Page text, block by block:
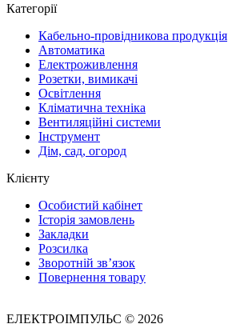
Категорії
Кабельно-провідникова продукція
Автоматика
Електроживлення
Розетки, вимикачі
Освітлення
Кліматична техніка
Вентиляційні системи
Інструмент
Дім, сад, огород
Клієнту
Особистий кабінет
Історія замовлень
Закладки
Розсилка
Зворотній зв’язок
Повернення товару
ЕЛЕКТРОІМПУЛЬС © 2026